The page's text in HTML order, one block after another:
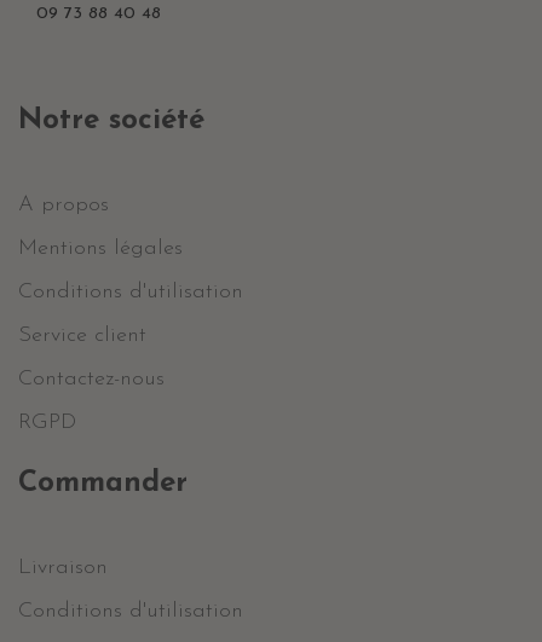
09 73 88 40 48
Notre société
A propos
Mentions légales
Conditions d'utilisation
Service client
Contactez-nous
RGPD
Commander
Livraison
Conditions d'utilisation